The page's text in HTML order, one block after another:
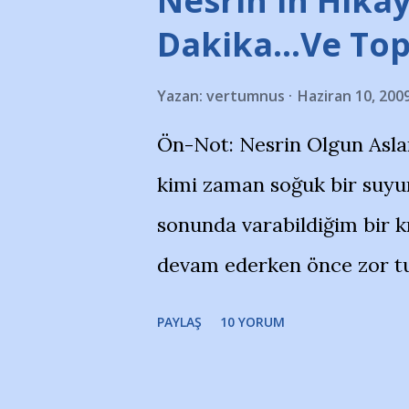
takımlarının Futbol
görmek istemediklerini bir
bildiriyordu.. Bu grup
''Açık ve net olarak
yanısıra, bu takımlara ait
Bursa Büyükşehir
merkezlerini de
Dakika…Ve
Yazan: vertumnus Haziran 10,
Ön-Not: Nesrin Olgun
kimi zaman soğuk bir
sonunda varabildiğim bir
devam ederken önce zor
PAYLAŞ 10 YORUM